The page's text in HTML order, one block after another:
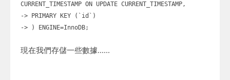
CURRENT_TIMESTAMP ON UPDATE CURRENT_TIMESTAMP,
-> PRIMARY KEY (`id`)
-> ) ENGINE=InnoDB;
現在我們存儲一些數據......